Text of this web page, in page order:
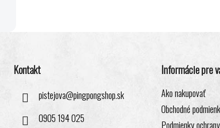
Kontakt
pistejova@pingpongshop.sk
0905 194 025
Informácie pre
Ako nakupovať
Obchodné
Podmienky